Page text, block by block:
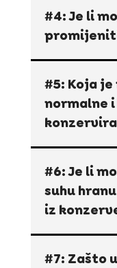
#4: Je li
#5: Koja
normalne
#6: Je li
suhu
iz
#7: Zašto